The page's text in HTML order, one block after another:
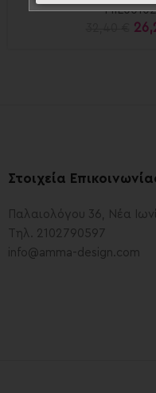
Στοιχεία
Παλαιολόγου 36, Νέα
Τηλ. 2102790597
info@amma-design.com